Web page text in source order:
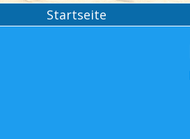
Startseite